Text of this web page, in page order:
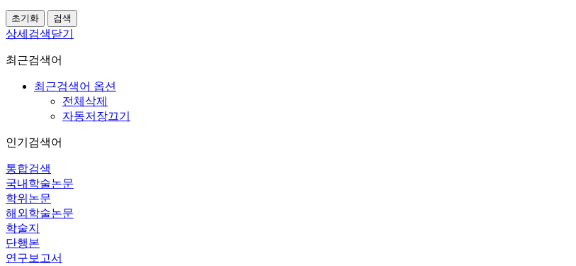
상세검색닫기
최근검색어
최근검색어 옵션
전체삭제
자동저장끄기
인기검색어
통합검색
국내학술논문
학위논문
해외학술논문
학술지
단행본
연구보고서